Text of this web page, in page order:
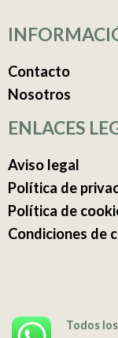
Contacto
Nosotros
ENLACES
Aviso legal
Política de
Política de
Condiciones de
Todos